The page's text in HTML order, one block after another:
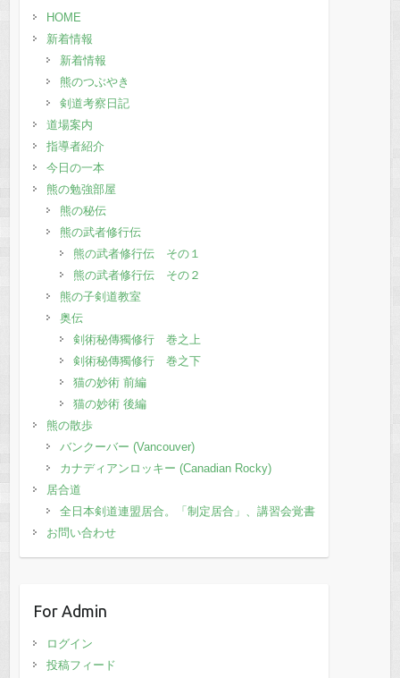
HOME
新着情報
新着情報
熊のつぶやき
剣道考察日記
道場案内
指導者紹介
今日の一本
熊の勉強部屋
熊の秘伝
熊の武者修行伝
熊の武者修行伝 その１
熊の武者修行伝 その２
熊の子剣道教室
奥伝
剣術秘傳獨修行 巻之上
剣術秘傳獨修行 巻之下
猫の妙術 前編
猫の妙術 後編
熊の散歩
バンクーバー (Vancouver)
カナディアンロッキー (Canadian Rocky)
居合道
全日本剣道連盟居合。「制定居合」、講習会覚書
お問い合わせ
For Admin
ログイン
投稿フィード